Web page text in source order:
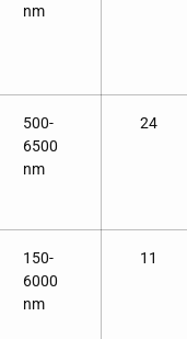
nm
500-
6500
nm
24
150-
6000
nm
11